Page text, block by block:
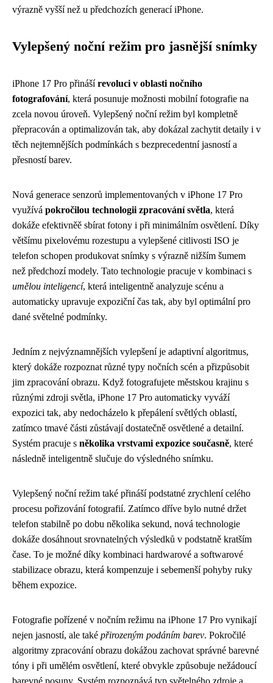
výrazně vyšší než u předchozích generací iPhone.
Vylepšený noční režim pro jasnější snímky
iPhone 17 Pro přinášírevoluci v oblasti nočního
fotografování, která posunuje možnosti mobilní fotografie na
zcela novou úroveň. Vylepšený noční režim byl kompletně
přepracován a optimalizován tak, aby dokázal zachytit detaily i v
těch nejtemnějších podmínkách s bezprecedentní jasností a
přesností barev.
Nová generace senzorů implementovaných v iPhone 17 Pro
využívá pokročilou technologii zpracování světla, která
dokáže efektivněě sbírat fotony i při minimálním osvětlení. Díky
většímu pixelovému rozestupu a vylepšené citlivosti ISO je
telefon schopen produkovat snímky s výrazně nižším šumem
než předchozí modely. Tato technologie pracuje v kombinaci s
umělou inteligencí, která inteligentně analyzuje scénu a
automaticky upravuje expoziční čas tak, aby byl optimální pro
dané světelné podmínky.
Jedním z nejvýznamnějších vylepšení je adaptivní algoritmus,
který dokáže rozpoznat různé typy nočních scén a přizpůsobit
jim zpracování obrazu. Když fotografujete městskou krajinu s
různými zdroji světla, iPhone 17 Pro automaticky vyváží
expozici tak, aby nedocházelo k přepálení světlých oblastí,
zatímco tmavé části zůstávají dostatečně osvětlené a detailní.
Systém pracuje s několika vrstvami expozice současně, které
následně inteligentně slučuje do výsledného snímku.
Vylepšený noční režim také přináší podstatné zrychlení celého
procesu pořizování fotografií. Zatímco dříve bylo nutné držet
telefon stabilně po dobu několika sekund, nová technologie
dokáže dosáhnout srovnatelných výsledků v podstatně kratším
čase. To je možné díky kombinaci hardwarové a softwarové
stabilizace obrazu, která kompenzuje i sebemenší pohyby ruky
během expozice.
Fotografie pořízené v nočním režimu na iPhone 17 Pro vynikají
nejen jasností, ale také přirozeným podáním barev. Pokročilé
algoritmy zpracování obrazu dokážou zachovat správné barevné
tóny i při umělém osvětlení, které obvykle způsobuje nežádoucí
barevné posuny. Systém rozpoznává typ světelného zdroje a